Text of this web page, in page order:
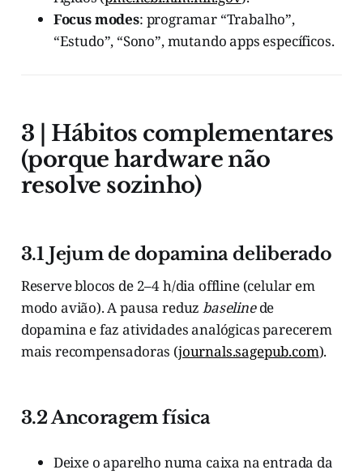
Focus modes: programar “Trabalho”,
“Estudo”, “Sono”, mutando apps específicos.
3 | Hábitos complementares
(porque hardware não
resolve sozinho)
3.1 Jejum de dopamina deliberado
Reserve blocos de 2–4 h/dia offline (celular em
modo avião). A pausa reduzbaselinede
dopamina e faz atividades analógicas parecerem
mais recompensadoras (journals.sagepub.com).
3.2 Ancoragem física
Deixe o aparelho numa caixa na entrada da